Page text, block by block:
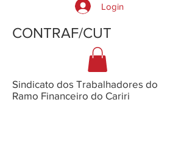
Login
CONTRAF/CUT
Sindicato dos Trabalhadores do
Ramo Financeiro do Cariri